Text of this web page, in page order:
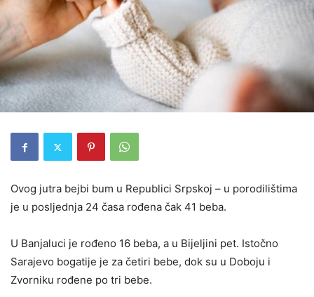
Ovog jutra bejbi bum u Republici Srpskoj – u porodilištima
je u posljednja 24 časa rođena čak 41 beba.
U Banjaluci je rođeno 16 beba, a u Bijeljini pet. Istočno
Sarajevo bogatije je za četiri bebe, dok su u Doboju i
Zvorniku rođene po tri bebe.